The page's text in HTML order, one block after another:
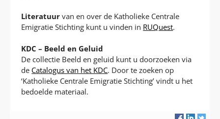
Literatuur van en over de Katholieke Centrale
Emigratie Stichting kunt u vinden in RUQuest.
KDC – Beeld en Geluid
De collectie Beeld en geluid kunt u doorzoeken via
de Catalogus van het KDC. Door te zoeken op
‘Katholieke Centrale Emigratie Stichting’ vindt u het
bedoelde materiaal.